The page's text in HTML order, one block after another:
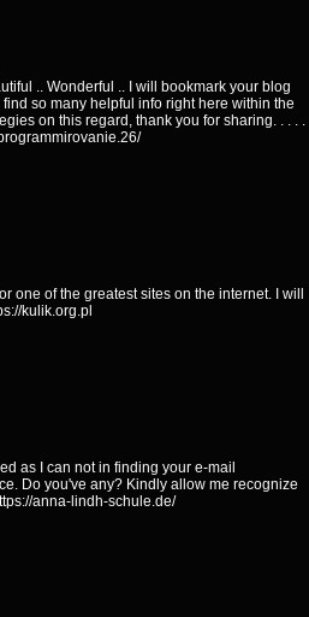
.. Wonderful .. I will bookmark your blog
so many helpful info right here within the
on this regard, thank you for sharing. . . . .
one of the greatest sites on the internet. I will
kulik.org.pl
as I can not in finding your e-mail
Do you've any? Kindly allow me recognize
anna-lindh-schule.de/